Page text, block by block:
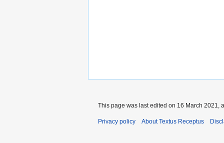
This page was last edited on 16 March 2021,
Privacy policy About Textus Receptus